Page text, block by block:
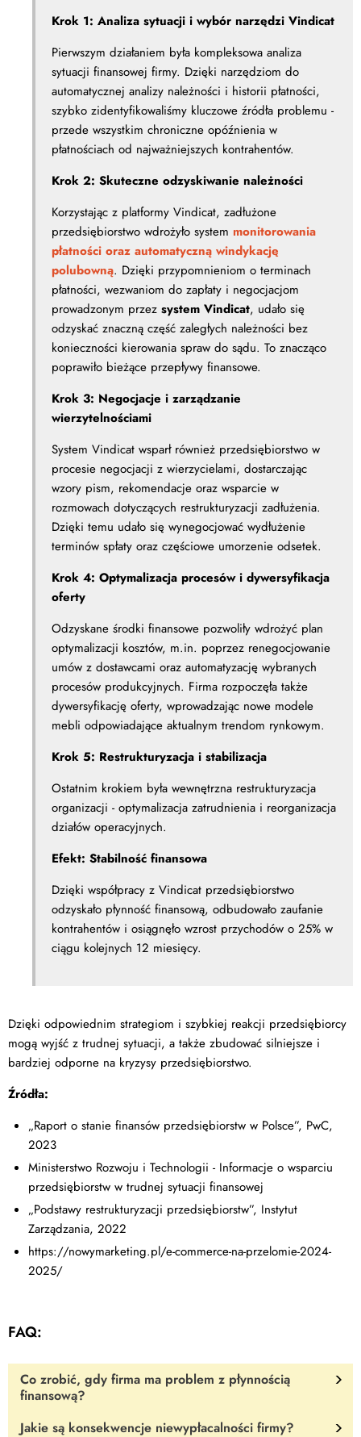
Krok 1: Analiza sytuacji i wybór narzędzi Vindicat
Pierwszym działaniem była kompleksowa analiza
sytuacji finansowej firmy. Dzięki narzędziom do
automatycznej analizy należności i historii płatności,
szybko zidentyfikowaliśmy kluczowe źródła problemu -
przede wszystkim chroniczne opóźnienia w
płatnościach od najważniejszych kontrahentów.
Krok 2: Skuteczne odzyskiwanie należności
Korzystając z platformy Vindicat, zadłużone
przedsiębiorstwo wdrożyło system monitorowania
płatności oraz automatyczną windykację
polubowną. Dzięki przypomnieniom o terminach
płatności, wezwaniom do zapłaty i negocjacjom
prowadzonym przez system Vindicat, udało się
odzyskać znaczną część zaległych należności bez
konieczności kierowania spraw do sądu. To znacząco
poprawiło bieżące przepływy finansowe.
Krok 3: Negocjacje i zarządzanie
wierzytelnościami
System Vindicat wsparł również przedsiębiorstwo w
procesie negocjacji z wierzycielami, dostarczając
wzory pism, rekomendacje oraz wsparcie w
rozmowach dotyczących restrukturyzacji zadłużenia.
Dzięki temu udało się wynegocjować wydłużenie
terminów spłaty oraz częściowe umorzenie odsetek.
Krok 4: Optymalizacja procesów i dywersyfikacja
oferty
Odzyskane środki finansowe pozwoliły wdrożyć plan
optymalizacji kosztów, m.in. poprzez renegocjowanie
umów z dostawcami oraz automatyzację wybranych
procesów produkcyjnych. Firma rozpoczęła także
dywersyfikację oferty, wprowadzając nowe modele
mebli odpowiadające aktualnym trendom rynkowym.
Krok 5: Restrukturyzacja i stabilizacja
Ostatnim krokiem była wewnętrzna restrukturyzacja
organizacji - optymalizacja zatrudnienia i reorganizacja
działów operacyjnych.
Efekt: Stabilność finansowa
Dzięki współpracy z Vindicat przedsiębiorstwo
odzyskało płynność finansową, odbudowało zaufanie
kontrahentów i osiągnęło wzrost przychodów o 25% w
ciągu kolejnych 12 miesięcy.
Dzięki odpowiednim strategiom i szybkiej reakcji przedsiębiorcy
mogą wyjść z trudnej sytuacji, a także zbudować silniejsze i
bardziej odporne na kryzysy przedsiębiorstwo.
Źródła:
„Raport o stanie finansów przedsiębiorstw w Polsce”, PwC,
2023
Ministerstwo Rozwoju i Technologii - Informacje o wsparciu
przedsiębiorstw w trudnej sytuacji finansowej
„Podstawy restrukturyzacji przedsiębiorstw”, Instytut
Zarządzania, 2022
https://nowymarketing.pl/e-commerce-na-przelomie-2024-
2025/
FAQ:
Co zrobić, gdy firma ma problem z płynnością
finansową?
Jakie są konsekwencje niewypłacalności firmy?